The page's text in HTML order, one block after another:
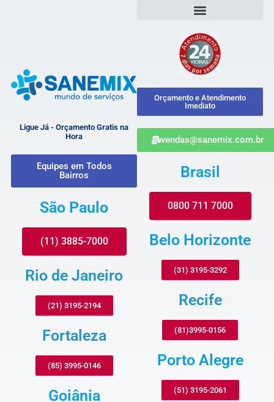
Ligue Já - Orçamento Gratis na
Hora
Equipes em Todos
Bairros
São Paulo
(11) 3885-7000
Rio de Janeiro
(21) 3195-2194
Fortaleza
(85) 3995-0146
Goiânia
Orçamento e Atendimento
Imediato
vendas@sanemix.com.br
Brasil
0800 711 7000
Belo Horizonte
(31) 3195-3292
Recife
(81)3995-0156
Porto Alegre
(51) 3195-2061